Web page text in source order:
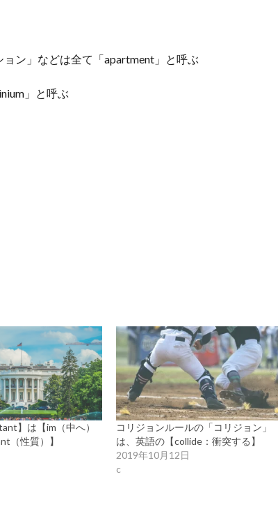
ン」などは全て「apartment」と呼ぶ
」と呼ぶ
】は【im（中へ）
（性質）】
コリジョンルールの「コリジョン」
は、英語の【collide：衝突する】
2019年10月12日
c